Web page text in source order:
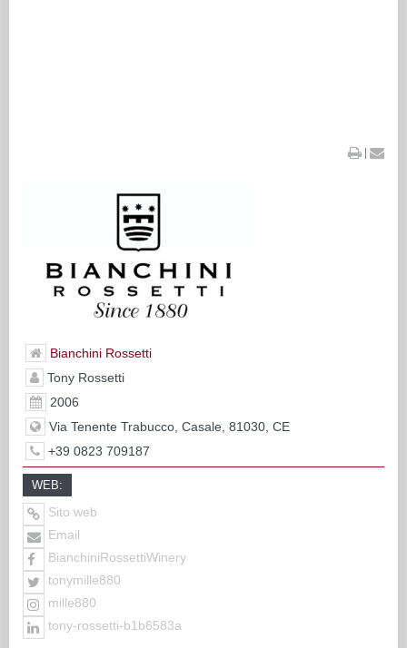
Bianchini Rossetti
Tony Rossetti
2006
Via Tenente Trabucco, Casale, 81030, CE
+39 0823 709187
WEB:
Sito web
Email
BianchiniRossettiWinery
tonymille880
mille880
tony-rossetti-b1b6583a